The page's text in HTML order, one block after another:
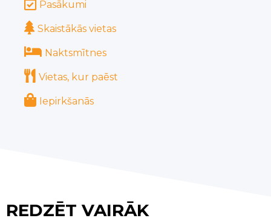
Pasākumi
Skaistākās vietas
Naktsmītnes
Vietas, kur paēst
Iepirkšanās
REDZĒT VAIRĀK